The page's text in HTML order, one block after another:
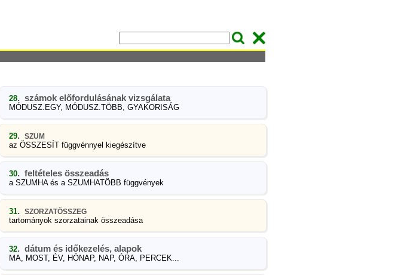
28. számok előfordulásának vizsgálata
MÓDUSZ.EGY, MÓDUSZ.TÖBB, GYAKORISÁG
29. SZUM
az ÖSSZESÍT függvénnyel kiegészítve
30. feltételes összeadás
a SZUMHA és a SZUMHATÖBB függvények
31. SZORZATÖSSZEG
tartományok szorzatainak összeadása
32. dátum és időkezelés, alapok
MA, MOST, ÉV, HÓNAP, NAP, ÓRA, PERCEK...